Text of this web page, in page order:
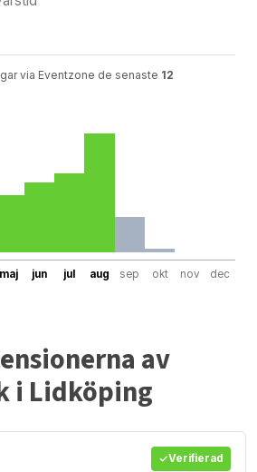
via Eventzone de senaste 12
maj jun jul aug sep okt nov dec
av
i Lidköping
Verifierad